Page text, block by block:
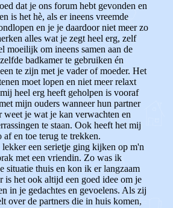
dat je ons forum hebt gevonden en
is het hè, als er ineens vreemde
en je je daardoor niet meer zo
alles wat je zegt heel erg, zelf
moeilijk om ineens samen aan de
badkamer te gebruiken én
te zijn met je vader of moeder. Het
moet lopen en niet meer relaxt
heel erg heeft geholpen is vooraf
mijn ouders wanneer hun partner
weet je wat je kan verwachten en
te staan. Ook heeft het mij
af en toe terug te trekken.
een serietje ging kijken op m'n
met een vriendin. Zo was ik
situatie thuis en kon ik er langzaam
is het ook altijd een goed idee om je
in je gedachtes en gevoelens. Als zij
over de partners die in huis komen,